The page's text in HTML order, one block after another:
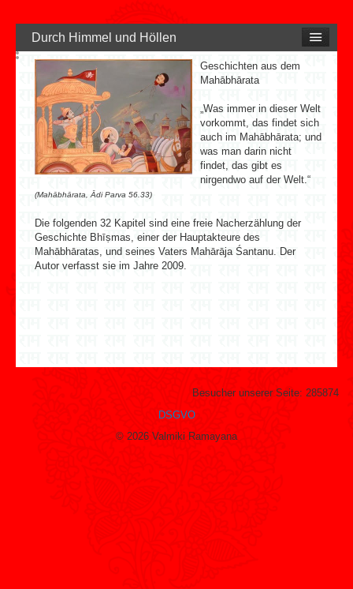
Durch Himmel und Höllen
Geschichten aus dem
Mahābhārata
„Was immer in dieser Welt
vorkommt, das findet sich
auch im Mahābhārata; und
was man darin nicht
findet, das gibt es
nirgendwo auf der Welt.“
(Mahābhārata, Ādi Parva 56.33)
Die folgenden 32 Kapitel sind eine freie Nacherzählung der
Geschichte Bhīṣmas, einer der Hauptakteure des
Mahābhāratas, und seines Vaters Mahārāja Śantanu. Der
Autor verfasst sie im Jahre 2009.
Besucher unserer Seite: 285874
DSGVO
© 2026 Valmiki Ramayana